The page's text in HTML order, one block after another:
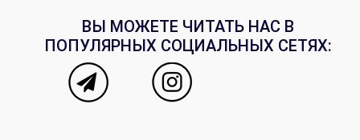
ВЫ МОЖЕТЕ ЧИТАТЬ НАС В
ПОПУЛЯРНЫХ СОЦИАЛЬНЫХ СЕТЯХ: